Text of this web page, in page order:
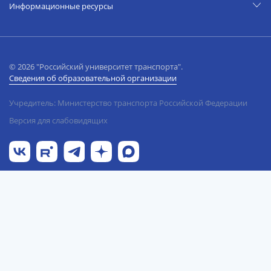
Информационные ресурсы
© 2026 "Российский университет транспорта".
Сведения об образовательной организации
Учредитель: Министерство транспорта Российской Федерации
Версия для слабовидящих